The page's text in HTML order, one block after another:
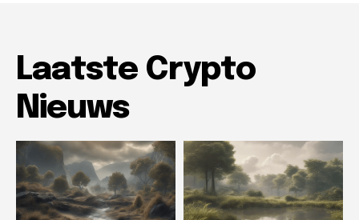
Laatste Crypto
Nieuws